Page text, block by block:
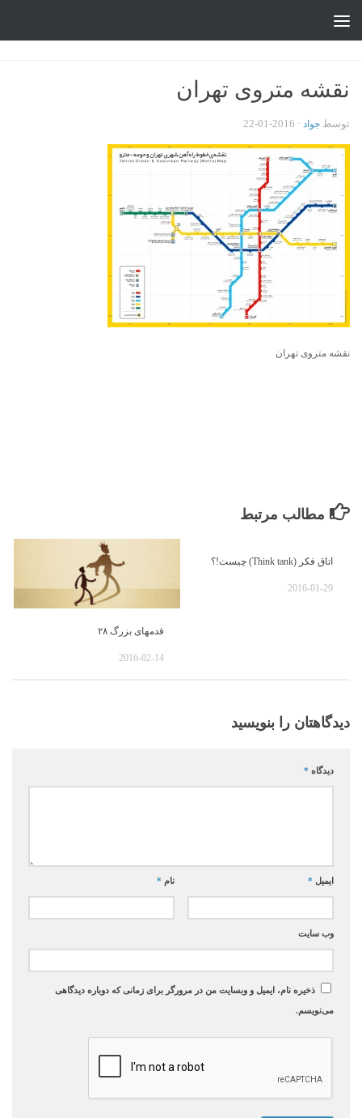
نقشه متروی تهران
توسط جواد ·
2016-01-22
نقشه متروی تهران
مطالب مرتبط
اتاق فکر (Think tank) چیست!؟
2016-01-29
قدمهای بزرگ ۲۸
2016-02-14
دیدگاهتان را بنویسید
دیدگاه *
نام * ایمیل *
وب‌ سایت
ذخیره نام، ایمیل و وبسایت من در مرورگر برای زمانی که دوباره دیدگاهی
می‌نویسم.